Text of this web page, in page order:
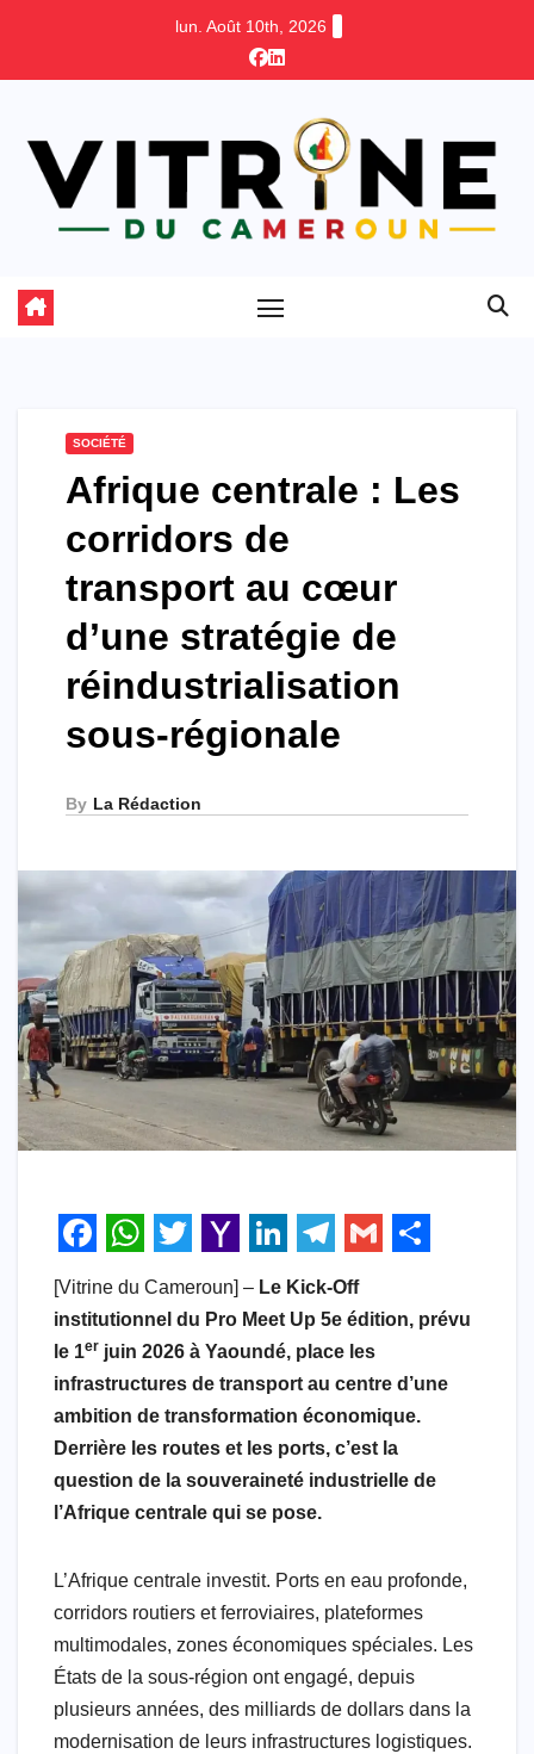
lun. Août 10th, 2026
SOCIÉTÉ
Afrique centrale : Les
corridors de
transport au cœur
d’une stratégie de
réindustrialisation
sous-régionale
By La Rédaction
F
a
c
e
b
o
o
W
h
a
t
s
A
p
T
w
i
t
t
e
r
a
h
o
o
M
a
l
L
i
n
k
e
d
I
T
e
l
e
g
r
a
G
m
a
i
l
h
r
e
[Vitrine du Cameroun] – Le Kick-Off
institutionnel du Pro Meet Up 5e édition, prévu
le 1er juin 2026 à Yaoundé, place les
infrastructures de transport au centre d’une
ambition de transformation économique.
Derrière les routes et les ports, c’est la
question de la souveraineté industrielle de
l’Afrique centrale qui se pose.
L’Afrique centrale investit. Ports en eau profonde,
corridors routiers et ferroviaires, plateformes
multimodales, zones économiques spéciales. Les
États de la sous-région ont engagé, depuis
plusieurs années, des milliards de dollars dans la
modernisation de leurs infrastructures logistiques.